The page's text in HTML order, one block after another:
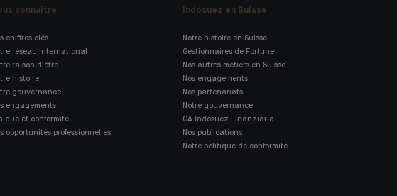
connaître
chiffres clés
réseau international
raison d'être
histoire
gouvernance
engagements
et conformité
opportunités professionnelles
Indosuez en Suisse
Notre histoire en Suisse
Gestionnaires de Fortune
Nos autres métiers en Suisse
Nos engagements
Nos partenariats
Notre gouvernance
CA Indosuez Finanziaria
Nos publications
Notre politique de conformité